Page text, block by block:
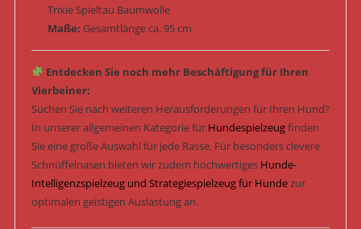
Trixie Spieltau Baumwolle
Maße: Gesamtlänge ca. 95 cm
Entdecken Sie noch mehr Beschäftigung für Ihren
Vierbeiner:
Suchen Sie nach weiteren Herausforderungen für Ihren Hund?
In unserer allgemeinen Kategorie für Hundespielzeugfinden
Sie eine große Auswahl für jede Rasse. Für besonders clevere
Schnüffelnasen bieten wir zudem hochwertiges Hunde-
Intelligenzspielzeug und Strategiespielzeug für Hundezur
optimalen geistigen Auslastung an.